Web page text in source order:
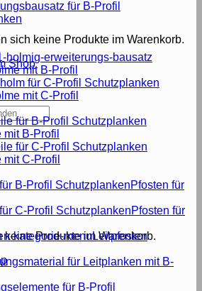
sich keine Produkte im Warenkorb.
Shop
keine Produkte im Warenkorb.
mit B-Profil
mit C-Profil
B-Profil
C-Profil
Pfosten für
Pfosten für
Leitpfosten
für B-Profil